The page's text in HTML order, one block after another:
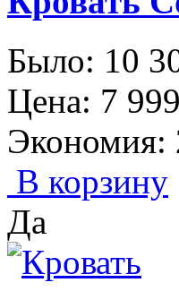
Было: 10
Цена: 7 999
Экономия:
В корзину
Да